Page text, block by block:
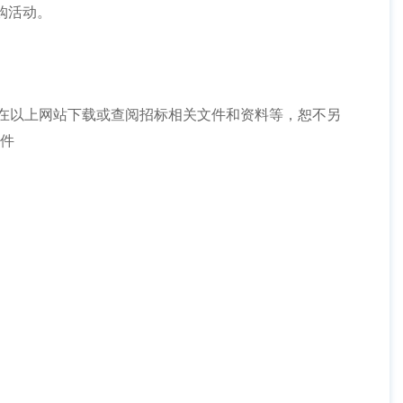
动。
以上网站下载或查阅招标相关文件和资料等，恕不另